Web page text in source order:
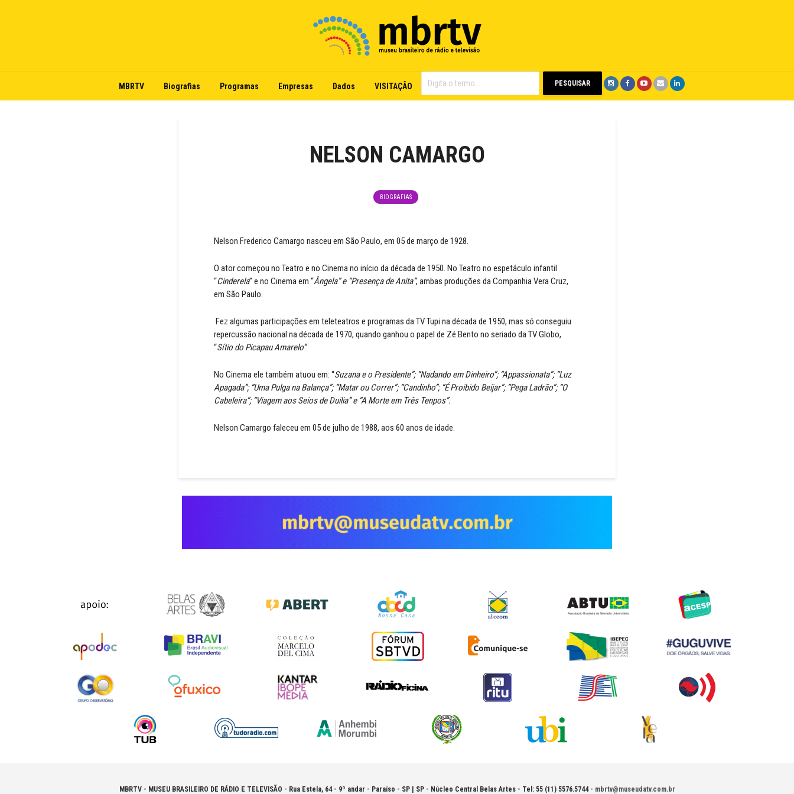
MBRTV Biografias Programas Empresas Dados VISITAÇÃO PESQUISAR
NELSON CAMARGO
BIOGRAFIAS
Nelson Frederico Camargo nasceu em São Paulo, em 05 de março de 1928.
O ator começou no Teatro e no Cinema no início da década de 1950. No Teatro no espetáculo infantil
“Cinderela” e no Cinema em “Ângela” e “Presença de Anita”, ambas produções da Companhia Vera Cruz,
em São Paulo.
Fez algumas participações em teleteatros e programas da TV Tupi na década de 1950, mas só conseguiu
repercussão nacional na década de 1970, quando ganhou o papel de Zé Bento no seriado da TV Globo,
“Sítio do Picapau Amarelo”.
No Cinema ele também atuou em: “Suzana e o Presidente”; “Nadando em Dinheiro”; “Appassionata”; “Luz
Apagada”; “Uma Pulga na Balança”; “Matar ou Correr”; “Candinho”; “É Proibido Beijar”; “Pega Ladrão”; “O
Cabeleira”; “Viagem aos Seios de Duilia” e “A Morte em Três Tenpos”.
Nelson Camargo faleceu em 05 de julho de 1988, aos 60 anos de idade.
MBRTV - MUSEU BRASILEIRO DE RÁDIO E TELEVISÃO - Rua Estela, 64 - 9º andar - Paraíso - SP | SP - Núcleo Central Belas Artes - Tel: 55 (11) 5576.5744 - mbrtv@museudatv.com.br